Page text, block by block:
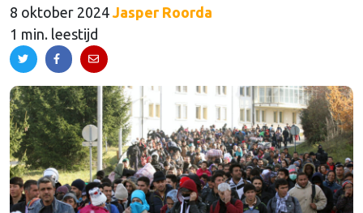
8 oktober 2024 Jasper Roorda
1 min. leestijd